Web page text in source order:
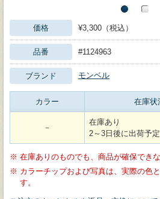
価格 ¥3,300（税込）
品番 #1124963
ブランド モンベル
カラー 在庫状
－
在庫あり
2～3日後に出荷予定
※ 在庫ありのものでも、商品が確保でき
※ カラーチップおよび写真は、実際の色
す。